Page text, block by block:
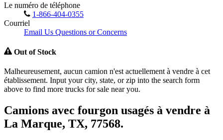
Le numéro de téléphone
1-866-404-0355
Courriel
Email Us Questions or Concerns
Out of Stock
Malheureusement, aucun camion n'est actuellement à vendre à cet
établissement. Input your city, state, or zip into the search form
above to find more trucks for sale near you.
Camions avec fourgon usagés à vendre à
La Marque, TX, 77568.